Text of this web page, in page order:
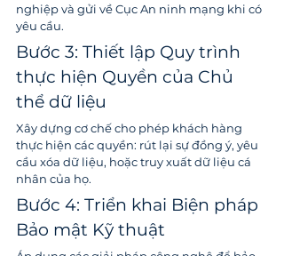
nghiệp và gửi về Cục An ninh mạng khi có
yêu cầu.
Bước 3: Thiết lập Quy trình
thực hiện Quyền của Chủ
thể dữ liệu
Xây dựng cơ chế cho phép khách hàng
thực hiện các quyền: rút lại sự đồng ý, yêu
cầu xóa dữ liệu, hoặc truy xuất dữ liệu cá
nhân của họ.
Bước 4: Triển khai Biện pháp
Bảo mật Kỹ thuật